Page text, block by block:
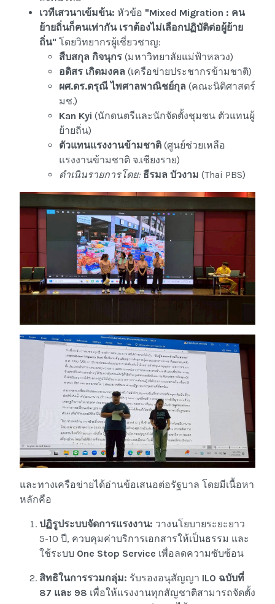
เวทีเสวนาเข้มข้น: หัวข้อ "Mixed Migration : คน
ย้ายถิ่นก็ฅนเท่ากัน เราต้องไม่เลือกปฏิบัติต่อผู้ย้าย
ถิ่น" โดยวิทยากรผู้เชี่ยวชาญ:
สืบสกุล กิจนุกร (มหาวิทยาลัยแม่ฟ้าหลวง)
อดิสร เกิดมงคล (เครือข่ายประชากรข้ามชาติ)
ผศ.ดร.ดรุณี ไพศาลพาณิชย์กุล (คณะนิติศาสตร์
มช.)
Kan Kyi (นักดนตรีและนักจัดตั้งชุมชน ตัวแทนผู้
ย้ายถิ่น)
ตัวแทนแรงงานข้ามชาติ (ศูนย์ช่วยเหลือ
แรงงานข้ามชาติ จ.เชียงราย)
ดำเนินรายการโดย: ธีรมล บัวงาม (Thai PBS)
และทางเครือข่ายได้อ่านข้อเสนอต่อรัฐบาล โดยมีเนื้อหา
หลักคือ
ปฏิรูประบบจัดการแรงงาน: วางนโยบายระยะยาว
5-10 ปี, ควบคุมค่าบริการเอกสารให้เป็นธรรม และ
ใช้ระบบ One Stop Service เพื่อลดความซับซ้อน
สิทธิในการรวมกลุ่ม: รับรองอนุสัญญา ILO ฉบับที่
87 และ 98 เพื่อให้แรงงานทุกสัญชาติสามารถจัดตั้ง